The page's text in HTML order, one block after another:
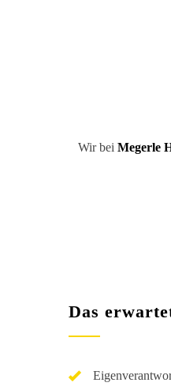
Wir bei Megerle
Das